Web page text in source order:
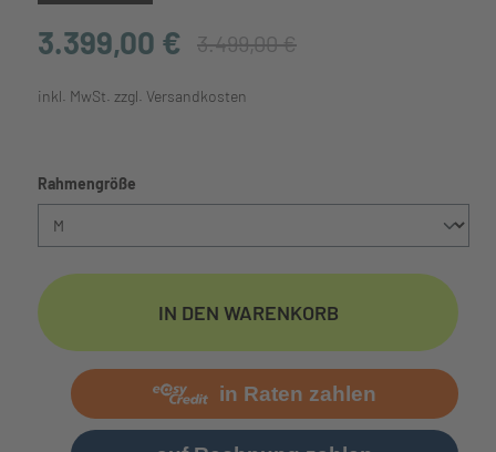
3.399,00 € 3.499,00 €
inkl. MwSt. zzgl. Versandkosten
Rahmengröße
IN DEN WARENKORB